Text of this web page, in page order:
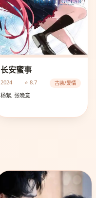
长安蜜事
2024 ⭐ 8.7 古装/爱情
杨紫, 张晚意